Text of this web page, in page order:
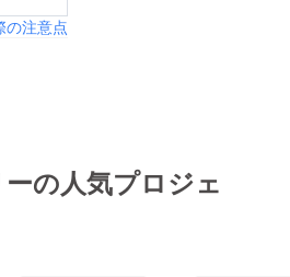
る 2.竹を
モルタ
固定す
の注意点
の人気プロジェ